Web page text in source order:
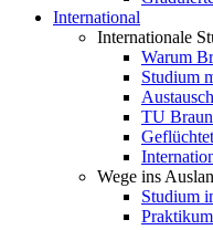
International
Internationale
Warum
Studium
TU
Wege ins
Studium